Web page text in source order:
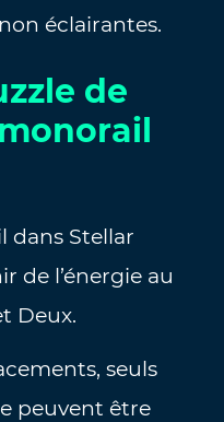
éclairantes.
de
dans Stellar
de l’énergie au
Deux.
seuls
peuvent être